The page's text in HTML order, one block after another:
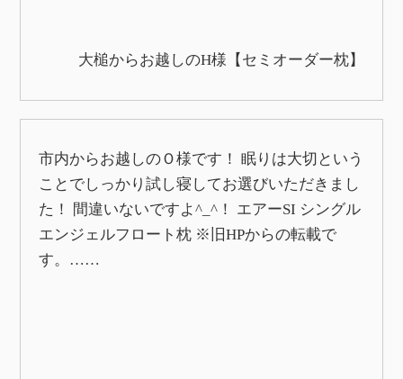
大槌からお越しのH様【セミオーダー枕】
市内からお越しのＯ様です！ 眠りは大切という
ことでしっかり試し寝してお選びいただきまし
た！ 間違いないですよ^_^！ エアーSI シングル
エンジェルフロート枕 ※旧HPからの転載で
す。……